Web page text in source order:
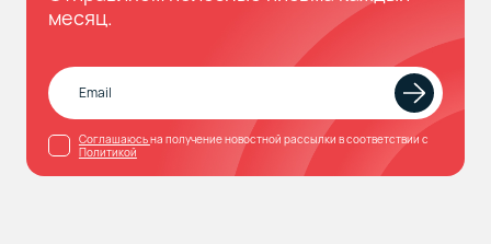
месяц.
Соглашаюсьна получение новостной рассылки в соответствии с
Политикой